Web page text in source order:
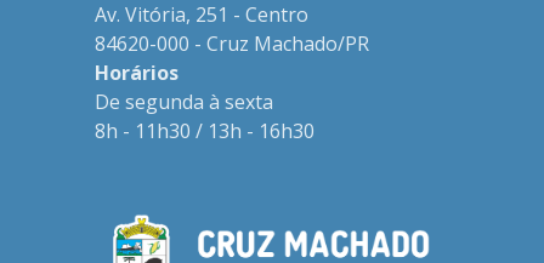
Av. Vitória, 251 - Centro
84620-000 - Cruz Machado/PR
Horários
De segunda à sexta
8h - 11h30 / 13h - 16h30